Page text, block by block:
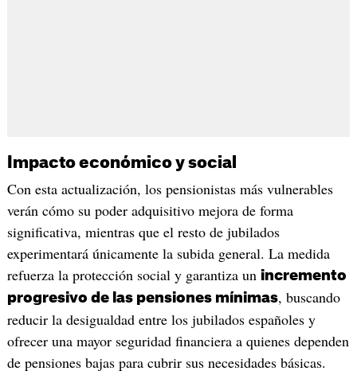
Impacto económico y social
Con esta actualización, los pensionistas más vulnerables
verán cómo su poder adquisitivo mejora de forma
significativa, mientras que el resto de jubilados
experimentará únicamente la subida general. La medida
refuerza la protección social y garantiza un incremento
progresivo de las pensiones mínimas, buscando
reducir la desigualdad entre los jubilados españoles y
ofrecer una mayor seguridad financiera a quienes dependen
de pensiones bajas para cubrir sus necesidades básicas.